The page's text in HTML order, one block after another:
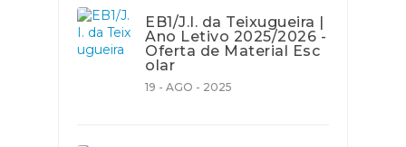
EB1/J.I. da Teixugueira |
Ano Letivo 2025/2026 -
Oferta de Material Esc
olar
19 - AGO - 2025